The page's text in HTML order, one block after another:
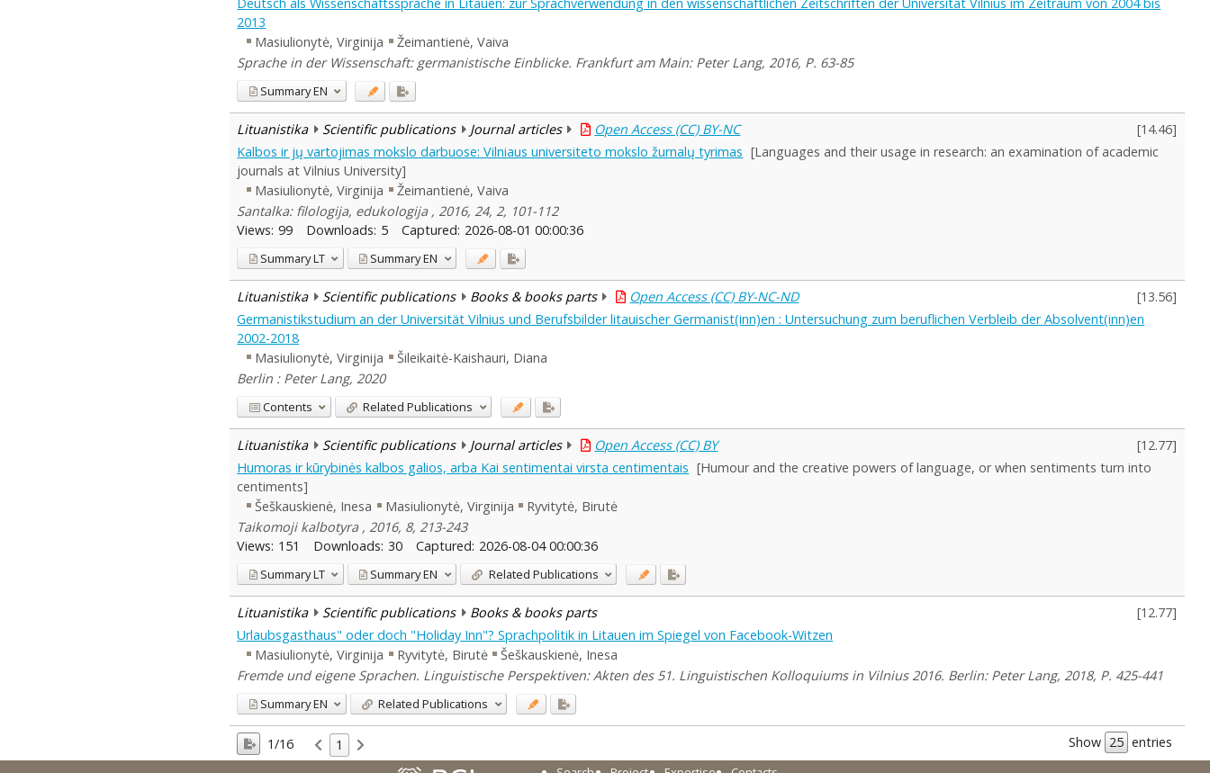
2013
Masiulionytė, Virginija
Žeimantienė, Vaiva
Sprache in der Wissenschaft: germanistische Einblicke. Frankfurt am Main: Peter Lang, 2016, P. 63-85
SummaryEN
Lituanistika Scientific publications Journal articles Open Access (CC) BY-NC [14.46]
Kalbos ir jų vartojimas mokslo darbuose: Vilniaus universiteto mokslo žurnalų tyrimas [Languages and their usage in research: an examination of academic
journals at Vilnius University]
Masiulionytė, Virginija
Žeimantienė, Vaiva
Santalka: filologija, edukologija , 2016, 24, 2, 101-112
Views: 99 Downloads: 5 Captured: 2026-08-01 00:00:36
SummaryLT SummaryEN
Lituanistika Scientific publications Books & books parts Open Access (CC) BY-NC-ND [13.56]
Germanistikstudium an der Universität Vilnius und Berufsbilder litauischer Germanist(inn)en : Untersuchung zum beruflichen Verbleib der Absolvent(inn)en
2002-2018
Masiulionytė, Virginija
Šileikaitė-Kaishauri, Diana
Berlin : Peter Lang, 2020
Contents Related Publications
Lituanistika Scientific publications Journal articles Open Access (CC) BY [12.77]
Humoras ir kūrybinės kalbos galios, arba Kai sentimentai virsta centimentais [Humour and the creative powers of language, or when sentiments turn into
centiments]
Šeškauskienė, Inesa
Masiulionytė, Virginija
Ryvitytė, Birutė
Taikomoji kalbotyra , 2016, 8, 213-243
Views: 151 Downloads: 30 Captured: 2026-08-04 00:00:36
SummaryLT SummaryEN Related Publications
Lituanistika Scientific publications Books & books parts [12.77]
Urlaubsgasthaus" oder doch "Holiday Inn"? Sprachpolitik in Litauen im Spiegel von Facebook-Witzen
Masiulionytė, Virginija
Ryvitytė, Birutė
Šeškauskienė, Inesa
Fremde und eigene Sprachen. Linguistische Perspektiven: Akten des 51. Linguistischen Kolloquiums in Vilnius 2016. Berlin: Peter Lang, 2018, P. 425-441
SummaryEN Related Publications
1/16 1 Show entries